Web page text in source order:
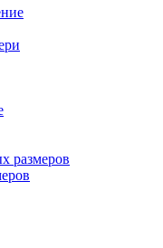
размеров